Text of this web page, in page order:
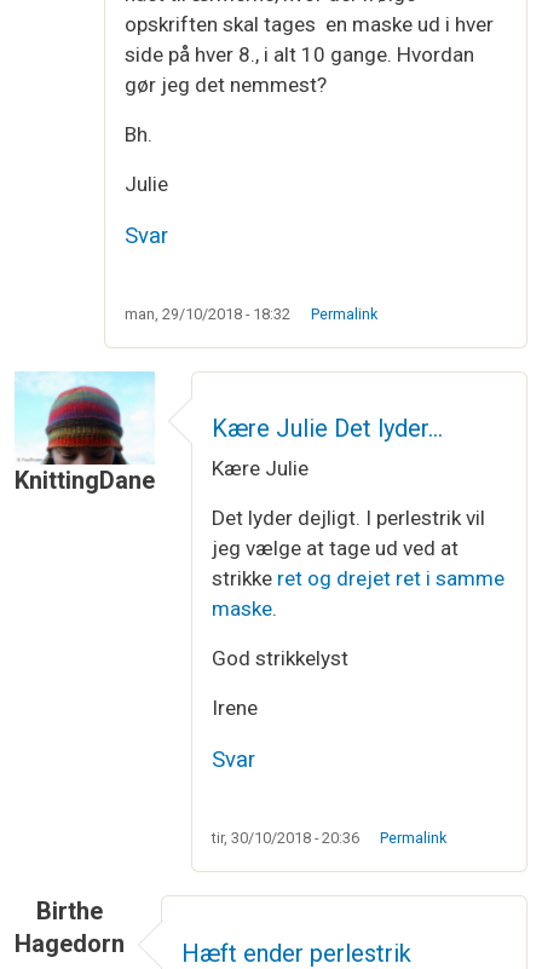
opskriften skal tages en maske ud i hver
side på hver 8., i alt 10 gange. Hvordan
gør jeg det nemmest?
Bh.
Julie
Svar
man, 29/10/2018 - 18:32 Permalink
KnittingDane
Kære Julie Det lyder…
Kære Julie
Det lyder dejligt. I perlestrik vil
jeg vælge at tage ud ved at
strikke ret og drejet ret i samme
maske.
God strikkelyst
Irene
Svar
tir, 30/10/2018 - 20:36 Permalink
Birthe
Hagedorn
Hæft ender perlestrik